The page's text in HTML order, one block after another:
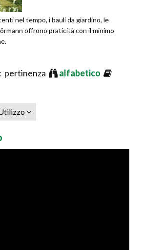
nel tempo, i bauli da giardino, le
offrono praticità con il minimo
pertinenza
alfabetico